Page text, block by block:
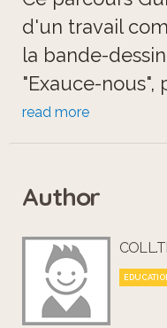
d'un travail
la bande-
"Exauce-nous",
quatrième du
Baptiste de La
intitulée "la
les rues du
de permettre
sur les lieux
read more
Author